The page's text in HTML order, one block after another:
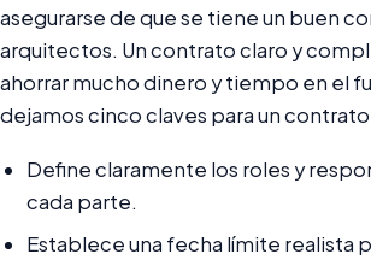
asegurarse de que se tiene un buen
arquitectos. Un contrato claro y
ahorrar mucho dinero y tiempo en el
dejamos cinco claves para un
Define claramente los roles y
cada parte.
Establece una fecha límite realista